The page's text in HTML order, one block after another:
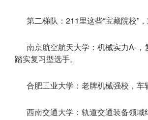
第二梯队：211里这些“宝藏院校”
南京航空航天大学：机械实力A-
踏实复习型选手。
合肥工业大学：老牌机械强校，
西南交通大学：轨道交通装备领